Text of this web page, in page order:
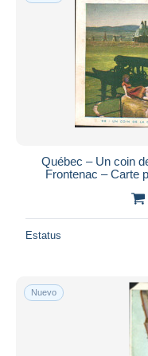
Québec – Un coin
Frontenac – Carte
Estatus
Nuevo